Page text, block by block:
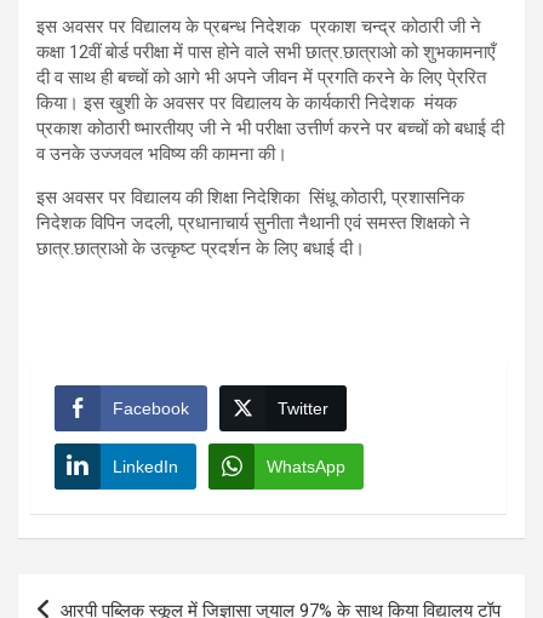
इस अवसर पर विद्यालय के प्रबन्ध निदेशक प्रकाश चन्द्र कोठारी जी ने
कक्षा 12वीं बोर्ड परीक्षा में पास होने वाले सभी छात्र.छात्राओ को शुभकामनाएँ
दी व साथ ही बच्चों को आगे भी अपने जीवन में प्रगति करने के लिए पे्ररित
किया। इस खुशी के अवसर पर विद्यालय के कार्यकारी निदेशक मंयक
प्रकाश कोठारी ष्भारतीयए जी ने भी परीक्षा उत्तीर्ण करने पर बच्चों को बधाई दी
व उनके उज्जवल भविष्य की कामना की।
इस अवसर पर विद्यालय की शिक्षा निदेशिका सिंधू कोठारी, प्रशासनिक
निदेशक विपिन जदली, प्रधानाचार्य सुनीता नैथानी एवं समस्त शिक्षको ने
छात्र.छात्राओ के उत्कृष्ट प्रदर्शन के लिए बधाई दी।
Facebook Twitter
LinkedIn WhatsApp
Post
आरपी पब्लिक स्कूल में जिज्ञासा जुयाल 97% के साथ किया विद्यालय टॉप